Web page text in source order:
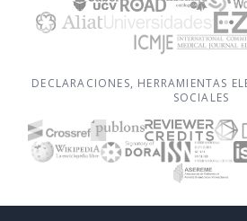
DECLARACIONES, HERRAMIENTAS
SOCIALES